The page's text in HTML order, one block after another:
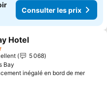
Consulter les prix
à mes favoris
Hotel
5 068
Bay
inégalé en bord de mer